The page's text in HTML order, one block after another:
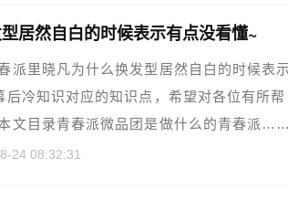
居然自白的时候表示有点没看懂~
派里晓凡为什么换发型居然自白的时候表示
冷知识对应的知识点，希望对各位有所帮
文目录青春派微品团是做什么的青春派……
24 08:32:31